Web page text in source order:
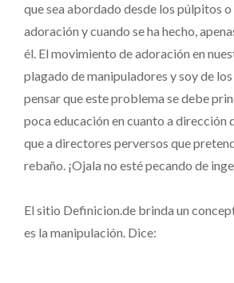
que sea abordado desde los púlpitos
adoración y cuando se ha hecho,
él. El movimiento de adoración en
plagado de manipuladores y soy de
pensar que este problema se debe
poca educación en cuanto a dirección
que a directores perversos que
rebaño. ¡Ojala no esté pecando de
El sitio Definicion.de brinda un
es la manipulación. Dice: